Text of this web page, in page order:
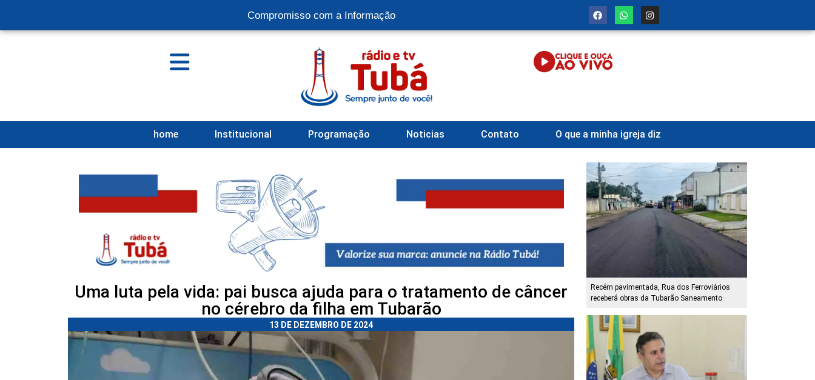
Compromisso com a Informação
home Institucional Programação Noticias Contato O que a minha igreja diz
Uma luta pela vida: pai busca ajuda para o tratamento de câncer
no cérebro da filha em Tubarão
13 DE DEZEMBRO DE 2024
Recém pavimentada, Rua dos Ferroviários
receberá obras da Tubarão Saneamento